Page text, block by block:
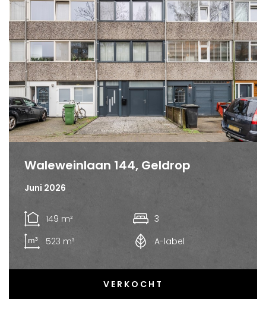
Waleweinlaan 144, Geldrop
Juni 2026
149 m²
3
523 m³
A-label
VERKOCHT